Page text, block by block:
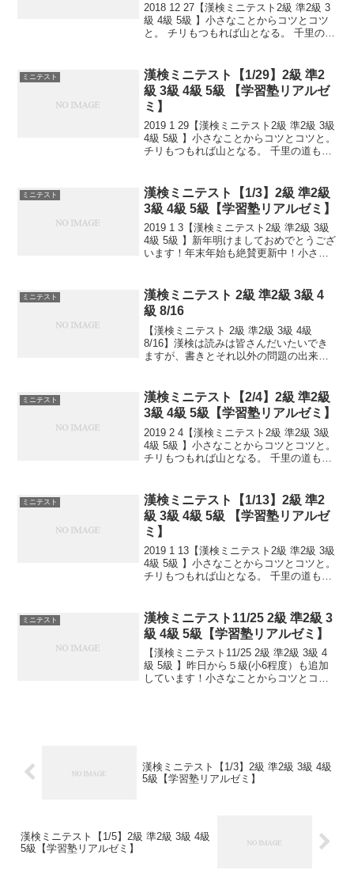
2018 12 27【漢検ミニテスト2級 準2級 3
級 4級 5級 】小さなことからコツとコツ
と。 チリもつもれば山となる。 千里の道
は皆さんだいたいできますが、 ...
ミニテスト
漢検ミニテスト【1/29】2級 準2
級 3級 4級 5級 【学習塾リアルゼ
ミ】
2019 1 29【漢検ミニテスト2級 準2級 3級
4級 5級 】小さなことからコツとコツと。
チリもつもれば山となる。 千里の道も一
熟語問題などの出来具合が合...
ミニテスト
漢検ミニテスト【1/3】2級 準2級
3級 4級 5級【学習塾リアルゼミ】
2019 1 3【漢検ミニテスト2級 準2級 3級
4級 5級 】新年明けましておめでとうござ
います！年末年始も絶賛更新中！小さな
精進、継続は力なり！ 毎日少しず...
ミニテスト
漢検ミニテスト 2級 準2級 3級 4
級 8/16
【漢検ミニテスト 2級 準2級 3級 4級
8/16】漢検は読みは皆さんだいたいでき
ますが、書きとそれ以外の問題の出来具
といて、覚えていくためのテストです。
目指せ 合格...
ミニテスト
漢検ミニテスト【2/4】2級 準2級
3級 4級 5級【学習塾リアルゼミ】
2019 2 4【漢検ミニテスト2級 準2級 3級
4級 5級 】小さなことからコツとコツと。
チリもつもれば山となる。 千里の道も一
熟語問題などの出来具合が合否...
ミニテスト
漢検ミニテスト【1/13】2級 準2
級 3級 4級 5級 【学習塾リアルゼ
ミ】
2019 1 13【漢検ミニテスト2級 準2級 3級
4級 5級 】小さなことからコツとコツと。
チリもつもれば山となる。 千里の道も一
熟語問題などの出来具合が合...
ミニテスト
漢検ミニテスト11/25 2級 準2級 3
級 4級 5級【学習塾リアルゼミ】
【漢検ミニテスト11/25 2級 準2級 3級 4
級 5級 】昨日から５級(小6程度）も追加
しています！小さなことからコツとコツ
漢検ミニテスト【1/3】2級 準2級 3級 4級
5級【学習塾リアルゼミ】
漢検ミニテスト【1/5】2級 準2級 3級 4級
5級【学習塾リアルゼミ】